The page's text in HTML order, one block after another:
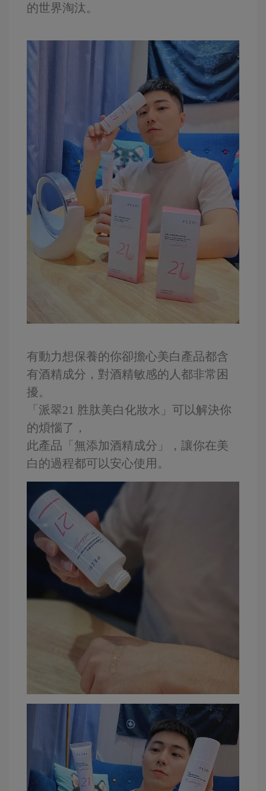
的世界淘汰。
有動力想保養的你卻擔心美白產品都含
有酒精成分，對酒精敏感的人都非常困
擾。
「派翠21 胜肽美白化妝水」可以解決你
的煩惱了，
此產品「無添加酒精成分」，讓你在美
白的過程都可以安心使用。